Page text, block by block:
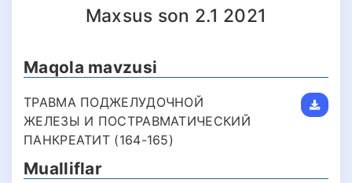
Maxsus son 2.1 2021
Maqola mavzusi
ТРАВМА ПОДЖЕЛУДОЧНОЙ
ЖЕЛЕЗЫ И ПОСТРАВМАТИЧЕСКИЙ
ПАНКРЕАТИТ (164-165)
Mualliflar